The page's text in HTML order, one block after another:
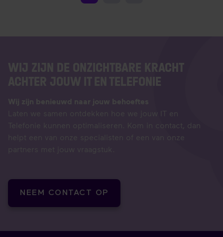
WIJ ZIJN DE ONZICHTBARE KRACHT
ACHTER JOUW IT EN TELEFONIE
Wij zijn benieuwd naar jouw behoeftes​
Laten we samen ontdekken hoe we jouw IT en
Telefonie kunnen optimaliseren. Kom in contact, dan
helpt een van onze specialisten of een van onze
partners met jouw vraagstuk.
NEEM CONTACT OP